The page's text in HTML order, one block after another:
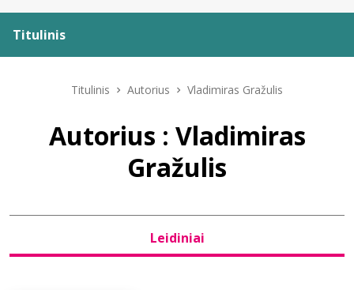
Titulinis
Leidiniai
Naujienos
Bibliotekoms
Titulinis Autorius Vladimiras Gražulis
Autorius : Vladimiras
Gražulis
Leidiniai